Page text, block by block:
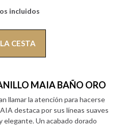
incluidos
CESTA
MAIA BAÑO ORO
llamar la atención para hacerse
destaca por sus líneas suaves
elegante. Un acabado dorado